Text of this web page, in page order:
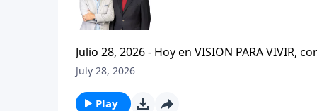
Julio 28, 2026 - Hoy en VISION PARA
CRISTIANISMO FIRME: UN ESTUDIO DE 2
el pastor Carlos A. Zazueta titulo: "ESTIMULOS
July 28, 2026
Play